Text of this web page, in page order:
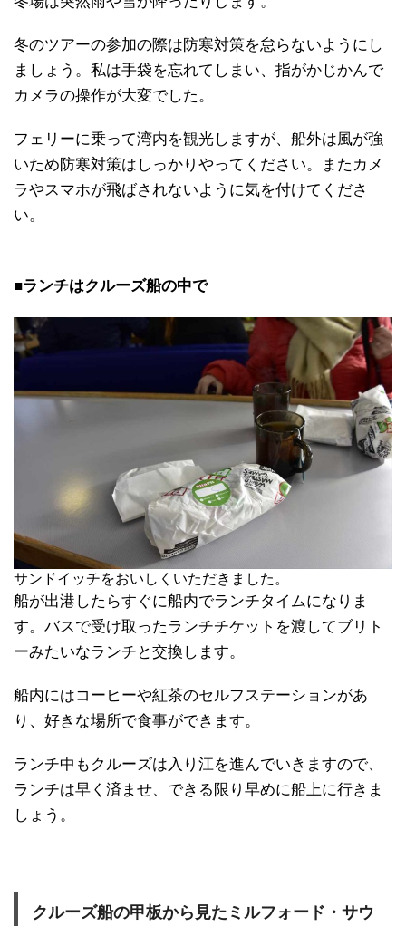
冬のツアーの参加の際は防寒対策を怠らないようにし
ましょう。私は手袋を忘れてしまい、指がかじかんで
カメラの操作が大変でした。
フェリーに乗って湾内を観光しますが、船外は風が強
いため防寒対策はしっかりやってください。またカメ
ラやスマホが飛ばされないように気を付けてくださ
い。
■ランチはクルーズ船の中で
サンドイッチをおいしくいただきました。
船が出港したらすぐに船内でランチタイムになりま
す。バスで受け取ったランチチケットを渡してブリト
ーみたいなランチと交換します。
船内にはコーヒーや紅茶のセルフステーションがあ
り、好きな場所で食事ができます。
ランチ中もクルーズは入り江を進んでいきますので、
ランチは早く済ませ、できる限り早めに船上に行きま
しょう。
クルーズ船の甲板から見たミルフォード・サウ